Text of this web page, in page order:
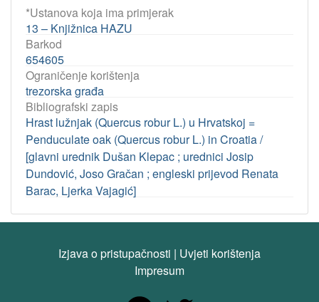
*Ustanova koja ima primjerak
13 – Knjižnica HAZU
Barkod
654605
Ograničenje korištenja
trezorska građa
Bibliografski zapis
Hrast lužnjak (Quercus robur L.) u Hrvatskoj =
Penduculate oak (Quercus robur L.) in Croatia /
[glavni urednik Dušan Klepac ; urednici Josip
Dundović, Joso Gračan ; engleski prijevod Renata
Barac, Ljerka Vajagić]
Izjava o pristupačnosti | Uvjeti korištenja
Impresum